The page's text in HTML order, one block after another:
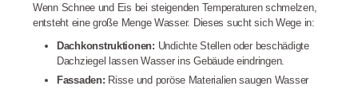
Wenn Schnee und Eis bei steigenden Temperaturen schmelzen,
entsteht eine große Menge Wasser. Dieses sucht sich Wege in:
Dachkonstruktionen: Undichte Stellen oder beschädigte
Dachziegel lassen Wasser ins Gebäude eindringen.
Fassaden: Risse und poröse Materialien saugen Wasser